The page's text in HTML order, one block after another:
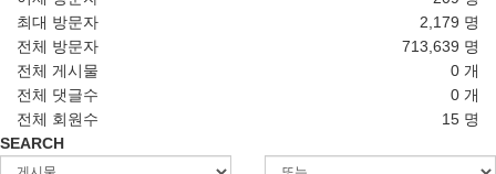
2,179 명
최대 방문자
713,639 명
전체 방문자
0 개
전체 게시물
0 개
전체 댓글수
15 명
전체 회원수
SEARCH